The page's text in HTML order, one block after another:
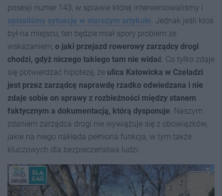
posesji numer 143, w sprawie której interweniowaliśmy i
opisaliśmy sytuację w starszym artykule . Jednak jeśli ktoś
był na miejscu, ten będzie miał spory problem ze
wskazaniem, o jaki przejazd rowerowy zarządcy drogi
chodzi, gdyż niczego takiego tam nie widać . Co tylko zdaje
się potwierdzać hipotezę, że ulica Katowicka w Czeladzi
jest przez zarządcę naprawdę rzadko odwiedzana i nie
zdaje sobie on sprawy z rozbieżności między stanem
faktycznym a dokumentacją, którą dysponuje . Naszym
zdaniem zarządca drogi nie wywiązuje się z obowiązków,
jakie na niego nakłada pełniona funkcja, w tym także
kluczowych dla bezpieczeństwa ludzi.